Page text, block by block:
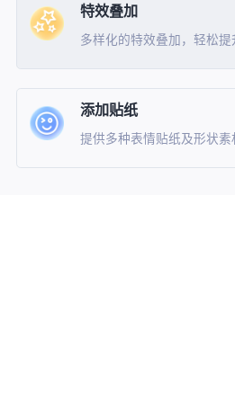
特效叠加
多样化的特效叠加，轻松提
添加贴纸
提供多种表情贴纸及形状